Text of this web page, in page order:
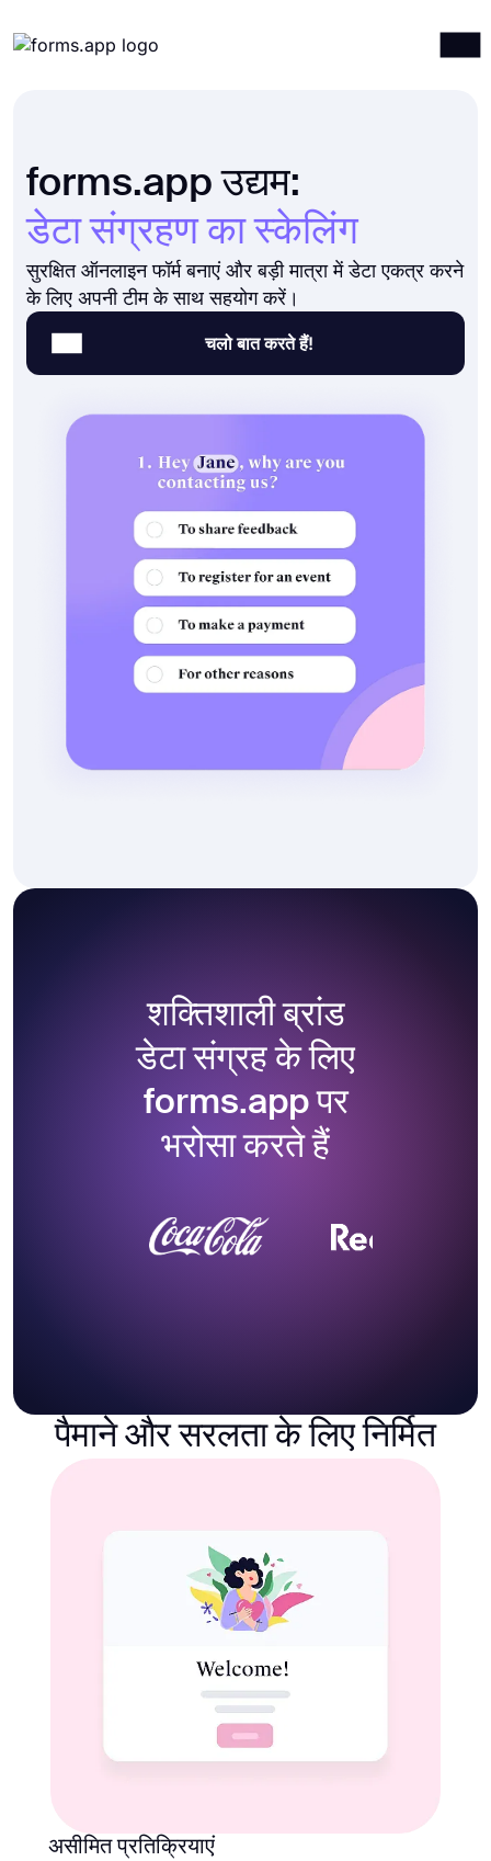
टेम्पलेट्स
संसाधन
मूल्य निर्धारण
forms.app उद्यम:
डेटा संग्रहण का स्केलिंग
सुरक्षित ऑनलाइन फॉर्म बनाएं और बड़ी मात्रा में डेटा एकत्र करने
के लिए अपनी टीम के साथ सहयोग करें।
चलो बात करते हैं!
शक्तिशाली ब्रांड
डेटा संग्रह के लिए
forms.app पर
भरोसा करते हैं
पैमाने और सरलता के लिए निर्मित
असीमित प्रतिक्रियाएं